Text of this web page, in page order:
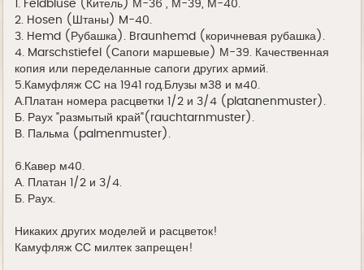
1. Feldbluse (Китель) М-36 , М-39, М-40.
2. Hosen (Штаны) M-40.
3. Hemd (Рубашка). Braunhemd (коричневая рубашка).
4. Marschstiefel (Сапоги маршевые) М-39. Качественная
копия или переделанные сапоги других армий.
5.Камуфляж СС на 1941 год.Блузы м38 и м40.
А.Платан номера расцветки 1/2 и 3/4 (platanenmuster).
Б. Раух "размытый край"(rauchtarnmuster).
В. Пальма (palmenmuster).
6.Кавер м40.
А. Платан 1/2 и 3/4.
Б. Раух.
Никаких других моделей и расцветок!
Камуфляж СС милтек запрещен!